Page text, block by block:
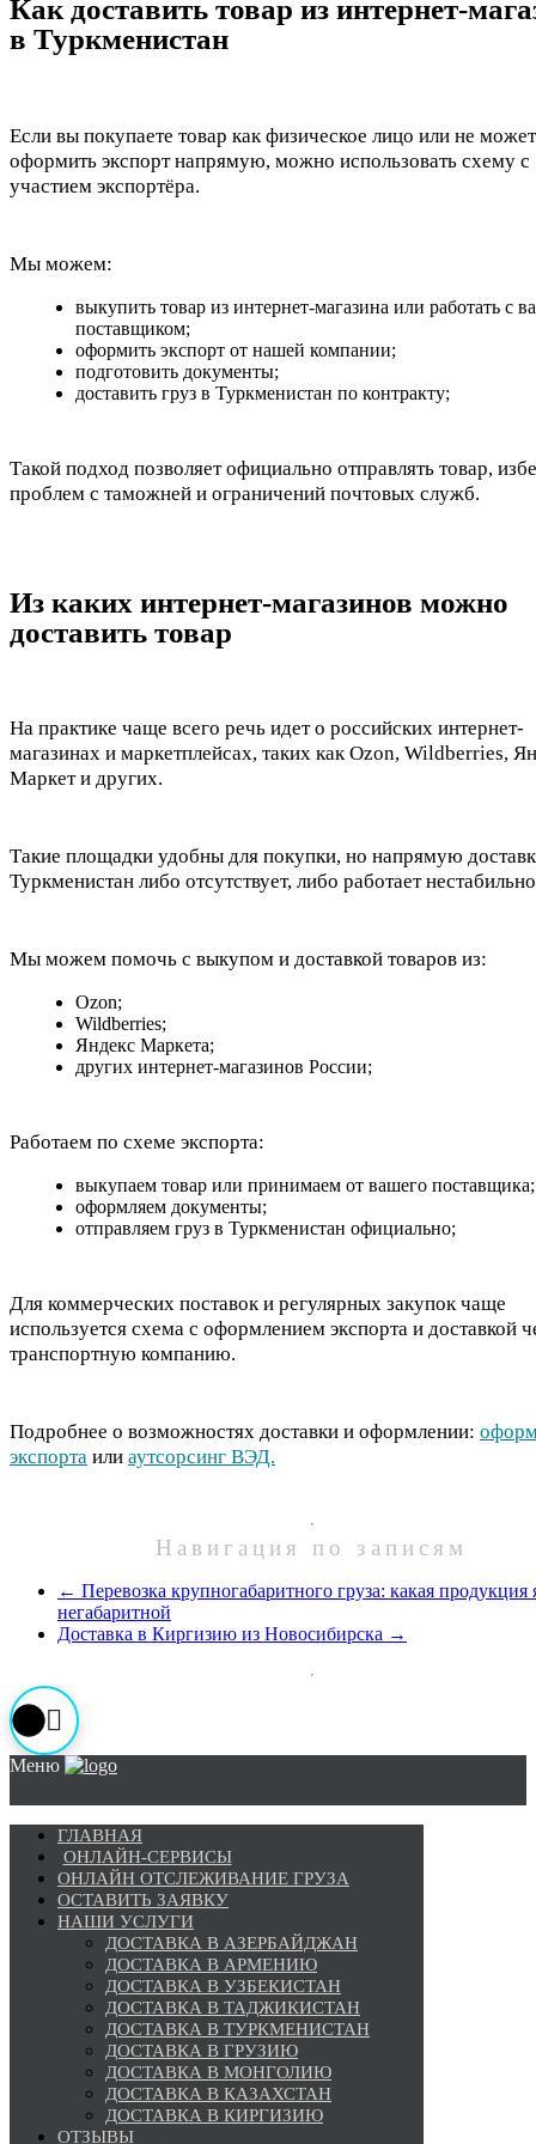
Как доставить товар из интернет-
в Туркменистан
Если вы покупаете товар как физическое лицо или не
оформить экспорт напрямую, можно использовать схему с
участием экспортёра.
Мы можем:
выкупить товар из интернет-магазина или работать с
поставщиком;
оформить экспорт от нашей компании;
подготовить документы;
доставить груз в Туркменистан по контракту;
Такой подход позволяет официально отправлять товар,
проблем с таможней и ограничений почтовых служб.
Из каких интернет-магазинов можно
доставить товар
На практике чаще всего речь идет о российских интернет-
магазинах и маркетплейсах, таких как Ozon, Wildberries,
Маркет и других.
Такие площадки удобны для покупки, но напрямую
Туркменистан либо отсутствует, либо работает
Мы можем помочь с выкупом и доставкой товаров из:
Ozon;
Wildberries;
Яндекс Маркета;
других интернет-магазинов России;
Работаем по схеме экспорта:
выкупаем товар или принимаем от вашего поставщика;
оформляем документы;
отправляем груз в Туркменистан официально;
Для коммерческих поставок и регулярных закупок чаще
используется схема с оформлением экспорта и доставкой
транспортную компанию.
Подробнее о возможностях доставки и оформлении:
экспорта или аутсорсинг ВЭД.
Навигация по записям
← Перевозка крупногабаритного груза: какая продукция
негабаритной
Доставка в Киргизию из Новосибирска →
Меню
ГЛАВНАЯ
ОНЛАЙН-СЕРВИСЫ
ОНЛАЙН ОТСЛЕЖИВАНИЕ ГРУЗА
ОСТАВИТЬ ЗАЯВКУ
НАШИ УСЛУГИ
ДОСТАВКА В АЗЕРБАЙДЖАН
ДОСТАВКА В АРМЕНИЮ
ДОСТАВКА В УЗБЕКИСТАН
ДОСТАВКА В ТАДЖИКИСТАН
ДОСТАВКА В ТУРКМЕНИСТАН
ДОСТАВКА В ГРУЗИЮ
ДОСТАВКА В МОНГОЛИЮ
ДОСТАВКА В КАЗАХСТАН
ДОСТАВКА В КИРГИЗИЮ
ОТЗЫВЫ